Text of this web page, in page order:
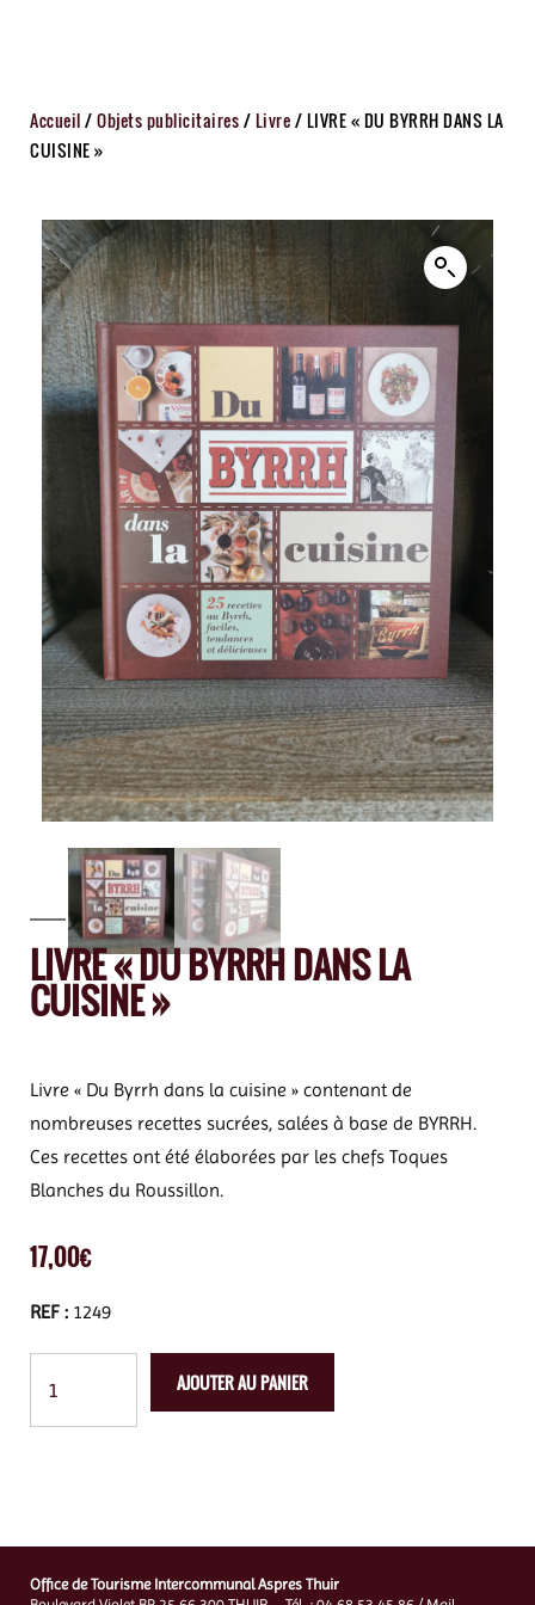
Accueil/Objets publicitaires/Livre/ LIVRE « DU BYRRH DANS LA
CUISINE »
LIVRE « DU BYRRH DANS LA
CUISINE »
Livre « Du Byrrh dans la cuisine » contenant de
nombreuses recettes sucrées, salées à base de BYRRH.
Ces recettes ont été élaborées par les chefs Toques
Blanches du Roussillon.
17,00€
REF : 1249
AJOUTER AU PANIER
Office de Tourisme Intercommunal Aspres Thuir